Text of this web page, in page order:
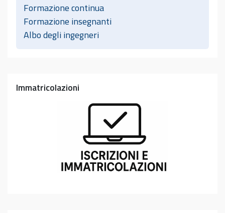
Formazione continua
Formazione insegnanti
Albo degli ingegneri
Immatricolazioni